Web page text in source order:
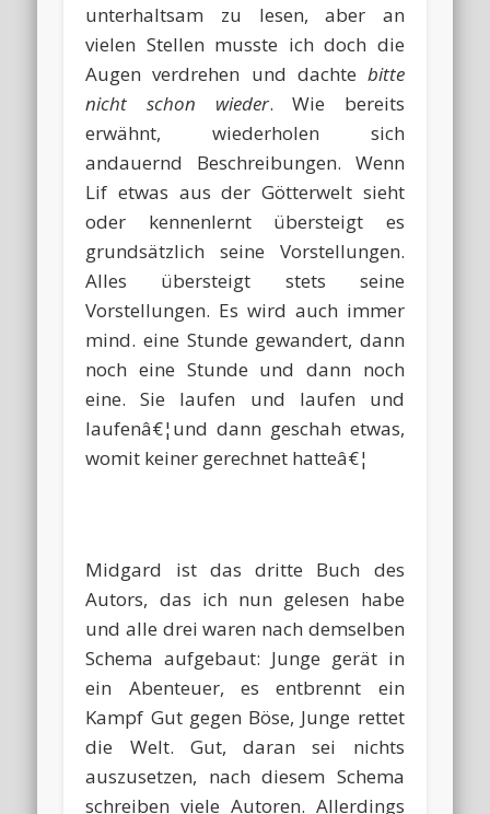
unterhaltsam zu lesen, aber an
vielen Stellen musste ich doch die
Augen verdrehen und dachte bitte
nicht schon wieder. Wie bereits
erwähnt, wiederholen sich
andauernd Beschreibungen. Wenn
Lif etwas aus der Götterwelt sieht
oder kennenlernt übersteigt es
grundsätzlich seine Vorstellungen.
Alles übersteigt stets seine
Vorstellungen. Es wird auch immer
mind. eine Stunde gewandert, dann
noch eine Stunde und dann noch
eine. Sie laufen und laufen und
laufenâ€¦und dann geschah etwas,
womit keiner gerechnet hatteâ€¦
Midgard ist das dritte Buch des
Autors, das ich nun gelesen habe
und alle drei waren nach demselben
Schema aufgebaut: Junge gerät in
ein Abenteuer, es entbrennt ein
Kampf Gut gegen Böse, Junge rettet
die Welt. Gut, daran sei nichts
auszusetzen, nach diesem Schema
schreiben viele Autoren. Allerdings